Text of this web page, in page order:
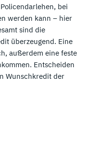
bei
werden kann – hier
sind die
überzeugend. Eine
außerdem eine feste
Entscheiden
Wunschkredit der